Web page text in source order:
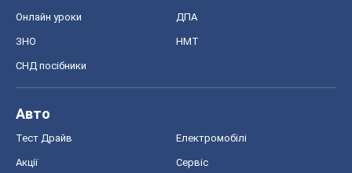
Онлайн уроки ДПА
ЗНО НМТ
СНД посібники
Авто
Тест Драйв Електромобілі
Акції Сервіс